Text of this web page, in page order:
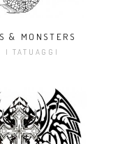
& MONSTERS
I TATUAGGI